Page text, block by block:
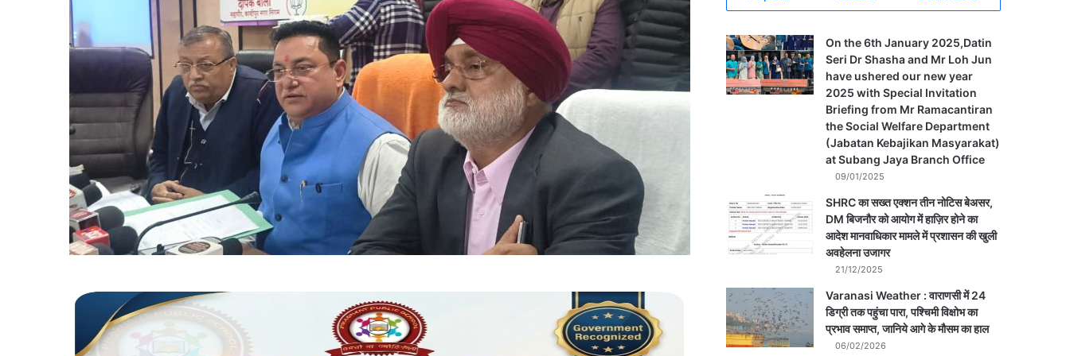
On the 6th January 2025,Datin
Seri Dr Shasha and Mr Loh Jun
have ushered our new year
2025 with Special Invitation
Briefing from Mr Ramacantiran
the Social Welfare Department
(Jabatan Kebajikan Masyarakat)
at Subang Jaya Branch Office
09/01/2025
SHRC का सख्त एक्शन तीन नोटिस बेअसर,
DM बिजनौर को आयोग में हाज़िर होने का
आदेश मानवाधिकार मामले में प्रशासन की खुली
अवहेलना उजागर
21/12/2025
Varanasi Weather : वाराणसी में 24
डिग्री तक पहुंचा पारा, पश्चिमी विक्षोभ का
प्रभाव समाप्त, जानिये आगे के मौसम का हाल
06/02/2026